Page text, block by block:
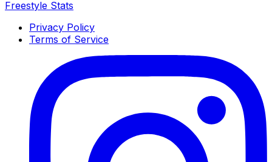
Freestyle Stats
Privacy Policy
Terms of Service